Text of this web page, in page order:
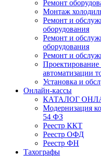
Ремонт
Монтаж
Ремонт и
оборудования
Ремонт и
оборудования
Ремонт и
автоматизации
Установка и
Онлайн-кассы
КАТАЛОГ
Модернизация
54 ФЗ
Реестр ККТ
Реестр ОФД
Реестр ФН
Тахографы